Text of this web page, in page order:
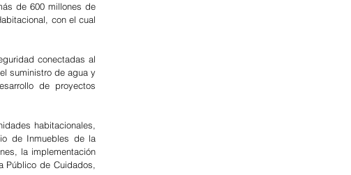
de 600 millones de
con el cual
conectadas al
suministro de agua y
de proyectos
habitacionales,
de Inmuebles de la
la implementación
Público de Cuidados,